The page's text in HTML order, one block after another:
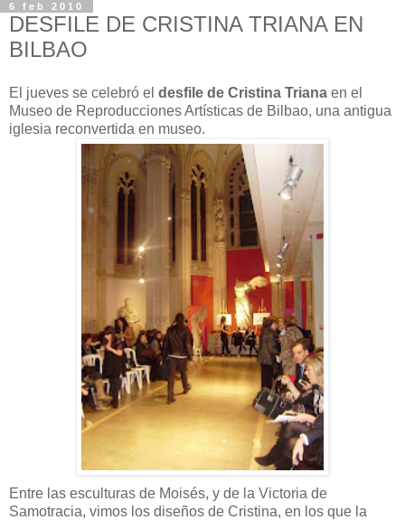
6 feb 2010
DESFILE DE CRISTINA TRIANA EN
BILBAO
El jueves se celebró el desfile de Cristina Triana en el
Museo de Reproducciones Artísticas de Bilbao, una antigua
iglesia reconvertida en museo.
Entre las esculturas de Moisés, y de la Victoria de
Samotracia, vimos los diseños de Cristina, en los que la